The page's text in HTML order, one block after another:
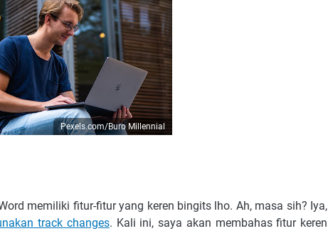
Pexels.com/Buro Millennial
memiliki fitur-fitur yang keren bingits lho. Ah, masa sih? Iya,
track changes. Kali ini, saya akan membahas fitur keren